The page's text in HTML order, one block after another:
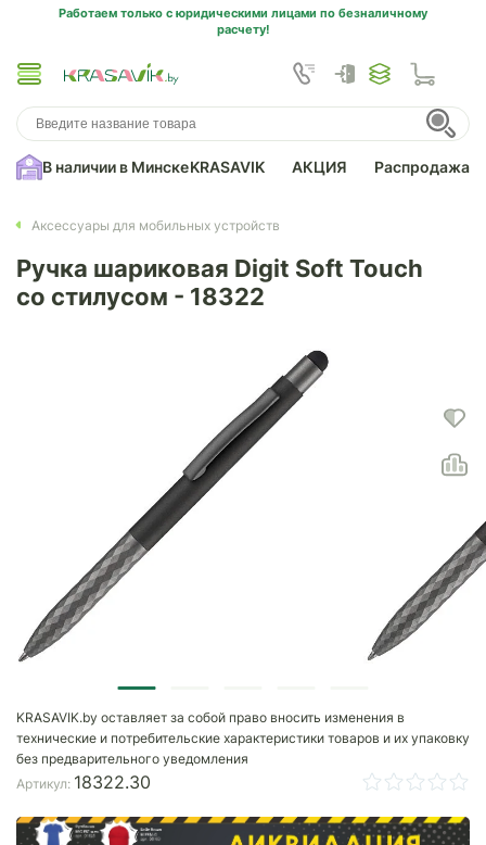
Работаем только с юридическими лицами по безналичному
расчету!
В наличии в МинскеKRASAVIK АКЦИЯ Распродажа
Аксессуары для мобильных устройств
Ручка шариковая Digit Soft Touch
со стилусом - 18322
KRASAVIK.by оставляет за собой право вносить изменения в
технические и потребительские характеристики товаров и их упаковку
без предварительного уведомления
Артикул: 18322.30